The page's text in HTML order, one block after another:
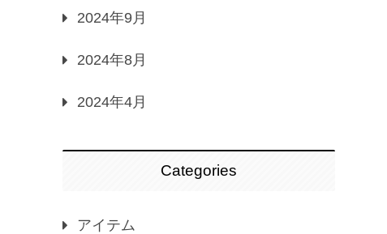
2024年9月
2024年8月
2024年4月
Categories
アイテム